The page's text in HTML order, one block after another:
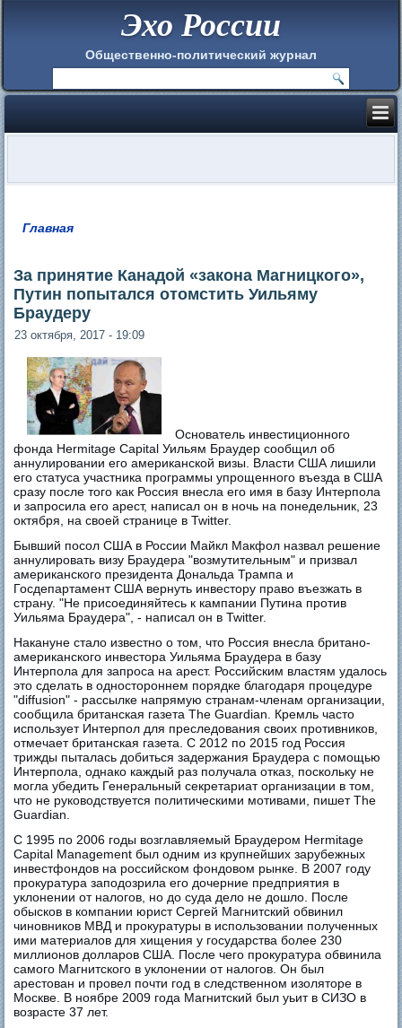
Эхо России
Общественно-политический журнал
Главная
За принятие Канадой «закона Магницкого»,
Путин попытался отомстить Уильяму
Браудеру
23 октября, 2017 - 19:09
Основатель инвестиционного
фонда Hermitage Capital Уильям Браудер сообщил об
аннулировании его американской визы. Власти США лишили
его статуса участника программы упрощенного въезда в США
сразу после того как Россия внесла его имя в базу Интерпола
и запросила его арест, написал он в ночь на понедельник, 23
октября, на своей странице в Twitter.
Бывший посол США в России Майкл Макфол назвал решение
аннулировать визу Браудера "возмутительным" и призвал
американского президента Дональда Трампа и
Госдепартамент США вернуть инвестору право въезжать в
страну. "Не присоединяйтесь к кампании Путина против
Уильяма Браудера", - написал он в Twitter.
Накануне стало известно о том, что Россия внесла британо-
американского инвестора Уильяма Браудера в базу
Интерпола для запроса на арест. Российским властям удалось
это сделать в одностороннем порядке благодаря процедуре
"diffusion" - рассылке напрямую странам-членам организации,
сообщила британская газета The Guardian. Кремль часто
использует Интерпол для преследования своих противников,
отмечает британская газета. С 2012 по 2015 год Россия
трижды пыталась добиться задержания Браудера с помощью
Интерпола, однако каждый раз получала отказ, поскольку не
могла убедить Генеральный секретариат организации в том,
что не руководствуется политическими мотивами, пишет The
Guardian.
С 1995 по 2006 годы возглавляемый Браудером Hermitage
Capital Management был одним из крупнейших зарубежных
инвестфондов на российском фондовом рынке. В 2007 году
прокуратура заподозрила его дочерние предприятия в
уклонении от налогов, но до суда дело не дошло. После
обысков в компании юрист Сергей Магнитский обвинил
чиновников МВД и прокуратуры в использовании полученных
ими материалов для хищения у государства более 230
миллионов долларов США. После чего прокуратура обвинила
самого Магнитского в уклонении от налогов. Он был
арестован и провел почти год в следственном изоляторе в
Москве. В ноябре 2009 года Магнитский был уьит в СИЗО в
возрасте 37 лет.